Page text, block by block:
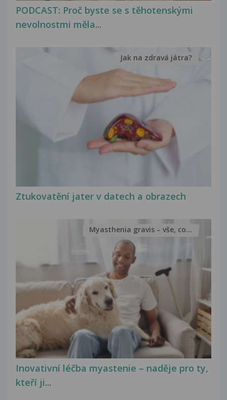
PODCAST: Proč byste se s těhotenskými
nevolnostmi měla...
Ztukovatění jater v datech a obrazech
Jak na zdravá játra?
Inovativní léčba myastenie – naděje pro ty,
kteří ji...
Myasthenia gravis – vše, co...